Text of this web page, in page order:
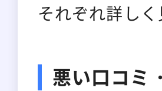
それぞれ詳し
悪い口コミ